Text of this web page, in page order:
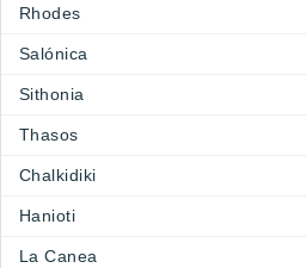
Rhodes
Salónica
Sithonia
Thasos
Chalkidiki
Hanioti
La Canea